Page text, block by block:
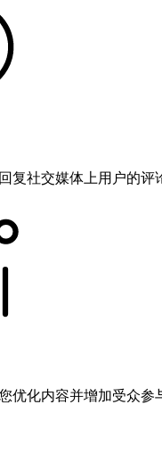
复社交媒体上用户的评
优化内容并增加受众参